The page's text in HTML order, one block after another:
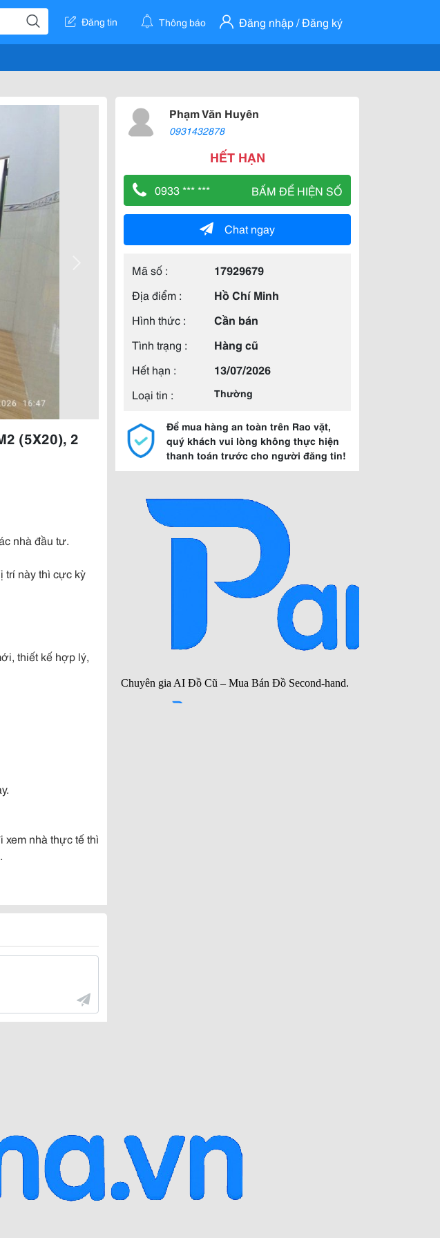
Đăng tin Thông báo Đăng nhập / Đăng ký
(5X20), 2
nhà đầu tư.
trí này thì cực kỳ
thiết kế hợp lý,
xem nhà thực tế thì
Phạm Văn Huyên
0931432878
HẾT HẠN
0933 *** *** BẤM ĐỂ HIỆN SỐ
Chat ngay
Mã số :
17929679
Địa điểm :
Hồ Chí Minh
Hình thức :
Cần bán
Tình trạng :
Hàng cũ
Hết hạn :
13/07/2026
Loại tin :
Thường
Để mua hàng an toàn trên Rao vặt,
quý khách vui lòng không thực hiện
thanh toán trước cho người đăng tin!